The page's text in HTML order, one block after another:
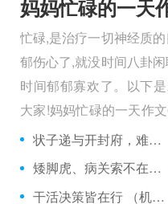
忙碌,是治疗一切神经质
郁伤心了,就没时间八卦
时间郁郁寡欢了。以下
大家!妈妈忙碌的一天作
人民警察，她总有做不完
状子递与开封府，难忍怒气心中生 （5字口语）
矮脚虎、病关索不在，智多星、行者前往此处 （七字俗语）
干活决策皆在行 （机构简称二）